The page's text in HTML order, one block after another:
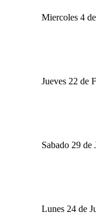
Miercoles 4
Jueves 22 de
Sabado 29 de
Lunes 24 de